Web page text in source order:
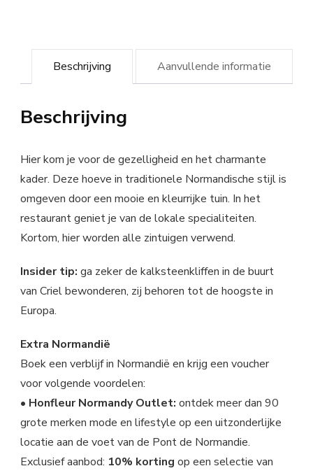
Beschrijving Aanvullende informatie
Beschrijving
Hier kom je voor de gezelligheid en het charmante
kader. Deze hoeve in traditionele Normandische stijl is
omgeven door een mooie en kleurrijke tuin. In het
restaurant geniet je van de lokale specialiteiten.
Kortom, hier worden alle zintuigen verwend.
Insider tip: ga zeker de kalksteenkliffen in de buurt
van Criel bewonderen, zij behoren tot de hoogste in
Europa.
Extra Normandië
Boek een verblijf in Normandië en krijg een voucher
voor volgende voordelen:
• Honfleur Normandy Outlet: ontdek meer dan 90
grote merken mode en lifestyle op een uitzonderlijke
locatie aan de voet van de Pont de Normandie.
Exclusief aanbod: 10% korting op een selectie van